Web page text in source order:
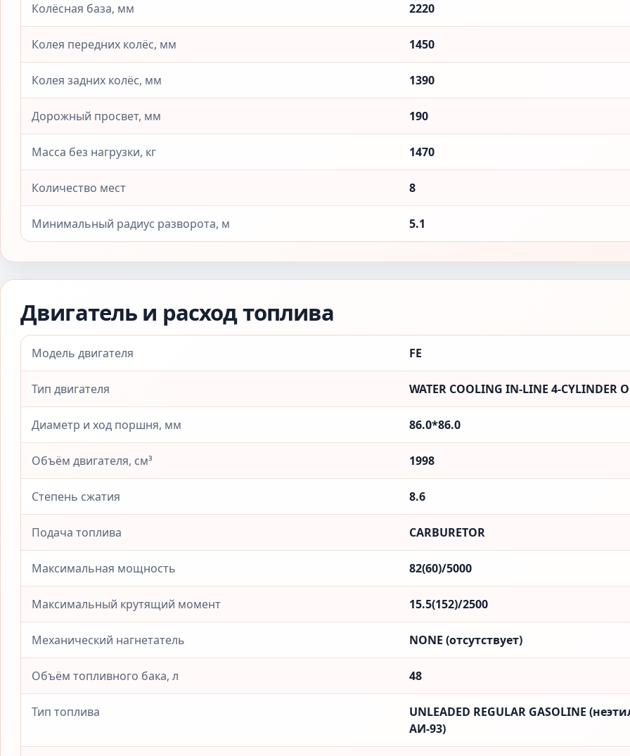
Колёсная база, мм 2220
Колея передних колёс, мм 1450
Колея задних колёс, мм 1390
Дорожный просвет, мм 190
Масса без нагрузки, кг 1470
Количество мест 8
Минимальный радиус разворота, м 5.1
Двигатель и расход топлива
Модель двигателя FE
Тип двигателя WATER COOLING IN-LINE 4-CYLINDER
Диаметр и ход поршня, мм 86.0*86.0
Объём двигателя, см³ 1998
Степень сжатия 8.6
Подача топлива CARBURETOR
Максимальная мощность 82(60)/5000
Максимальный крутящий момент 15.5(152)/2500
Механический нагнетатель NONE (отсутствует)
Объём топливного бака, л 48
Тип топлива
UNLEADED REGULAR GASOLINE
АИ-93)